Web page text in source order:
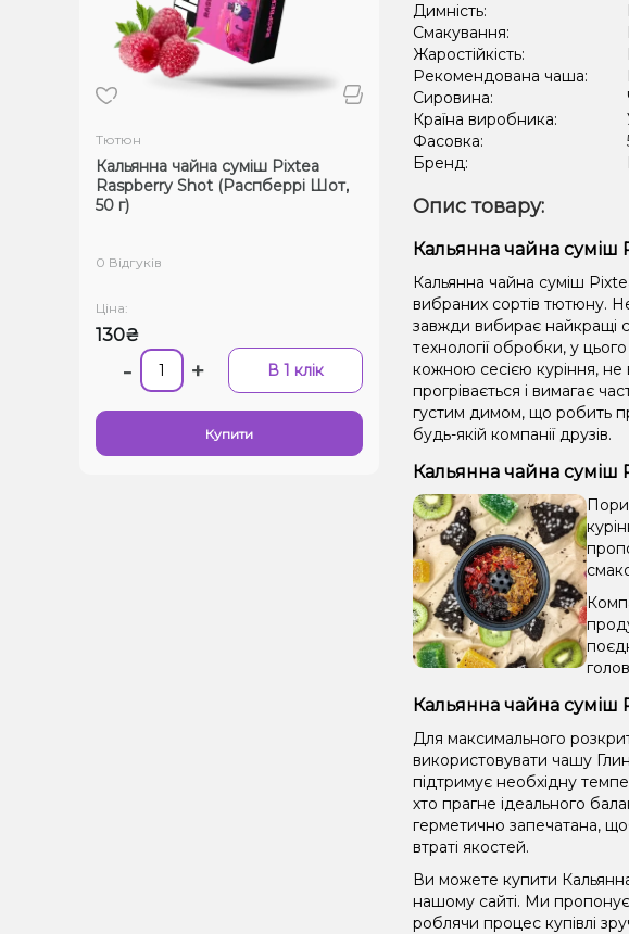
Тютюн
Кальянна чайна суміш Pixtea
Raspberry Shot (Распберрі Шот,
50 г)
0 Відгуків
Ціна:
130₴
- + В 1 клік
Купити
Димність:
Смакування:
Жаростійкість:
Рекомендована чаша:
Сировина:
Країна виробника:
Фасовка:
Бренд:
Опис товару:
Кальянна чайна суміш
Кальянна чайна суміш
вибраних сортів тютюну.
завжди вибирає найкращі
технології обробки, у
кожною сесією куріння, не
прогрівається і вимагає
густим димом, що робить
будь-якій компанії друзів.
Кальянна чайна суміш
Кальянна чайна суміш
Для максимального
використовувати чашу
підтримує необхідну
хто прагне ідеального
герметично запечатана,
втраті якостей.
Ви можете купити
нашому сайті. Ми
роблячи процес купівлі